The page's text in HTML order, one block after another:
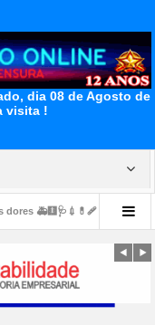
dia 08 de Agosto de
visita !
e muito